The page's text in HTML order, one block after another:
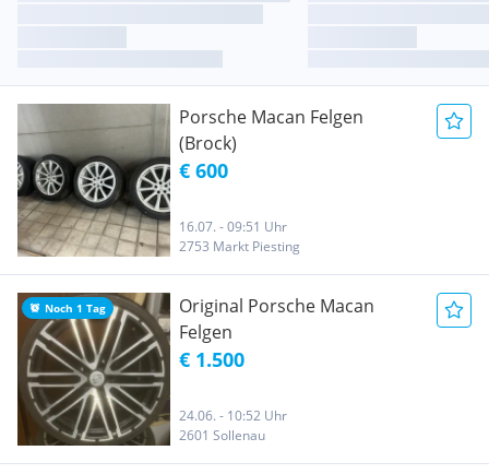
Porsche Macan Felgen
(Brock)
€ 600
16.07. - 09:51 Uhr
2753 Markt Piesting
Noch 1 Tag
Original Porsche Macan
Felgen
€ 1.500
24.06. - 10:52 Uhr
2601 Sollenau